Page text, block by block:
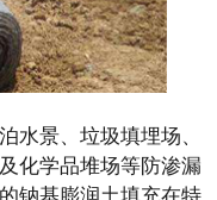
水景、垃圾填埋场、
化学品堆场等防渗漏